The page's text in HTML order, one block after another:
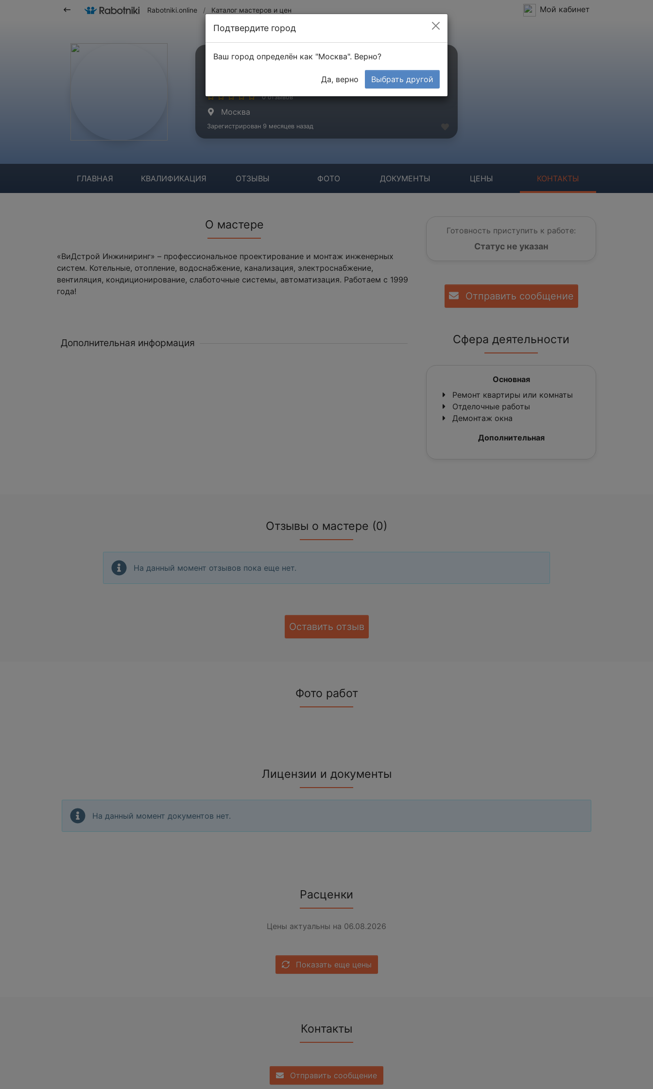
Rabotniki.online / Каталог мастеров и цен Мой кабинет
Инжиниринг ВиДстрой
0 отзывов
Москва
Зарегистрирован 9 месяцев назад
ГЛАВНАЯ КВАЛИФИКАЦИЯ ОТЗЫВЫ ФОТО ДОКУМЕНТЫ ЦЕНЫ КОНТАКТЫ
О мастере
«ВиДстрой Инжиниринг» – профессиональное проектирование и монтаж инженерных
систем. Котельные, отопление, водоснабжение, канализация, электроснабжение,
вентиляция, кондиционирование, слаботочные системы, автоматизация. Работаем с 1999
года!
Дополнительная информация
Готовность приступить к работе:
Статус не указан
Отправить сообщение
Сфера деятельности
Основная
Ремонт квартиры или комнаты
Отделочные работы
Демонтаж окна
Дополнительная
Отзывы о мастере (0)
На данный момент отзывов пока еще нет.
Оставить отзыв
Фото работ
Лицензии и документы
На данный момент документов нет.
Расценки
Цены актуальны на 06.08.2026
Показать еще цены
Контакты
Отправить сообщение
Подтвердите город
Ваш город определён как "Москва". Верно?
Да, верно Выбрать другой